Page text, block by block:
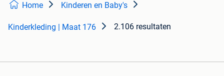
Home Kinderen en Baby's
Kinderkleding | Maat 176 2.106 resultaten